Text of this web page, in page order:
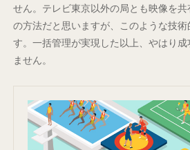
せん。テレビ東京以外の局とも映像を
の方法だと思いますが、このような技
す。一括管理が実現した以上、やはり
ません。